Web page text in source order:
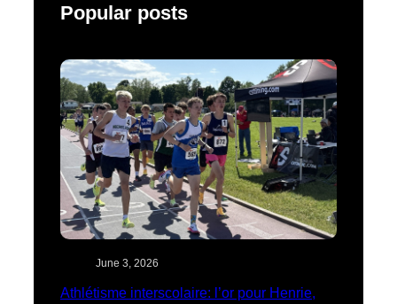
Popular posts
June 3, 2026
Athlétisme interscolaire: l’or pour Henrie,